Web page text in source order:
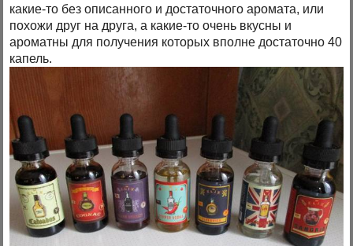
какие-то без описанного и достаточного аромата, или
похожи друг на друга, а какие-то очень вкусны и
ароматны для получения которых вполне достаточно 40
капель.